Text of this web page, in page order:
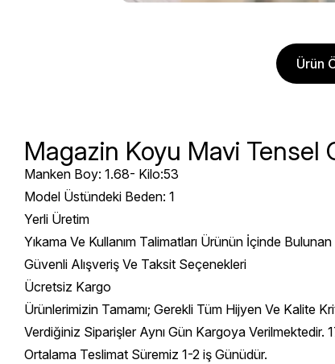
Ürün
Magazin Koyu Mavi Tensel
Manken Boy: 1.68- Kilo:53
Model Üstündeki Beden: 1
Yerli Üretim
Yıkama Ve Kullanım Talimatları Ürünün İçinde
Güvenli Alışveriş Ve Taksit Seçenekleri
Ücretsiz Kargo
Ürünlerimizin Tamamı; Gerekli Tüm Hijyen Ve Kalite
Verdiğiniz Siparişler Aynı Gün Kargoya
Ortalama Teslimat Süremiz 1-2 iş Günüdür.